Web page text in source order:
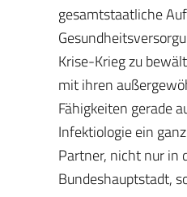
gesamtstaatliche
Krise-Krieg zu
mit ihren
Fähigkeiten gerade
Infektiologie ein
Partner, nicht nur in
Bundeshauptstadt,